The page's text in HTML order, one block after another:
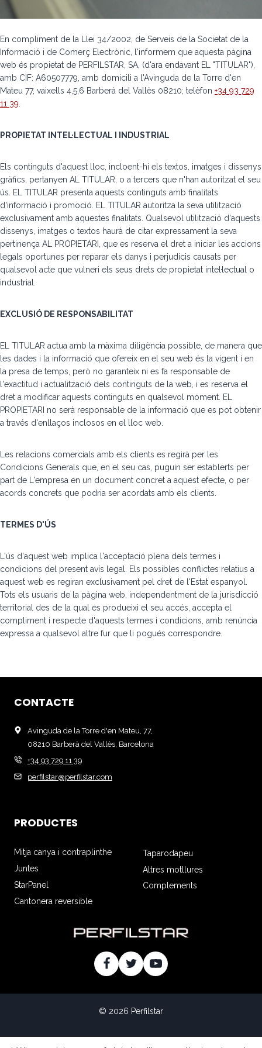
En compliment de la Llei 34/2002, de Serveis de la Societat de la
Informació i de Comerç Electrònic, l'informem que aquesta pàgina
web és propietat de PERFILSTAR, SA, (d'ara endavant EL "TITULAR"),
amb CIF: A60507779, amb domicili a l'Avinguda de la Torre d'en
Mateu 77, vaixells 4,5,6 Barberà del Vallès 08210; telèfon +34 93 729
11 39
PROPIETAT INTEL·LECTUAL I INDUSTRIAL
Els continguts d'aquest lloc, incloent-hi els textos, imatges i dissenys
gràfics, pertanyen AL TITULAR, o a tercers que n'han autoritzat el seu
ús. EL TITULAR presenta aquests continguts amb finalitats
d'informació i promoció. EL TITULAR autoritza la seva utilització
exclusivament amb aquestes finalitats. Qualsevol utilització d'aquests
dissenys, imatges o textos haurà de citar expressament la seva
pertinença AL PROPIETARI, que es reserva el dret a iniciar les accions
legals oportunes per reparar els danys i perjudicis causats per
qualsevol acte que vulneri els seus drets de propietat intel·lectual o
industrial.
EXCLUSIÓ DE RESPONSABILITAT
EL TITULAR actua amb la màxima diligència possible, de manera que
les dades i la informació que ofereix en el seu web és la vigent i en
la presa de temps, però no garanteix ni es fa responsable de
l'exactitud i actualització dels continguts de la web, i es reserva el
dret a modificar aquests continguts en qualsevol moment. EL
PROPIETARI no serà responsable de la informació que es pot obtenir
a través d'enllaços inclosos en el lloc web.
Les relacions comercials amb els clients es regirà per les
Condicions Generals que, en el seu cas, puguin ser establerts per
part de L'empresa en un document concret a aquest efecte, o per
acords concrets que podria ser acordats amb els clients.
TERMES D'ÚS
L'ús d'aquest web implica l'acceptació plena dels termes i
condicions del present avís legal. Els possibles conflictes relatius a
aquest web es regiran exclusivament pel dret de l'Estat espanyol.
Tots els usuaris de la pàgina web, independentment de la jurisdicció
territorial des de la qual es produeixi el seu accés, accepta el
compliment i respecte d'aquests termes i condicions, amb renúncia
expressa a qualsevol altre fur que li pogués correspondre.
CONTACTE
Avinguda de la Torre d'en Mateu, 77,
08210 Barberà del Vallès, Barcelona
+34 93 729 11 39
perfilstar@perfilstar.com
PRODUCTES
Mitja canya i contraplinthe
Juntes
StarPanel
Cantonera reversible
Taparodapeu
Altres motllures
Complements
© 2026 Perfilstar